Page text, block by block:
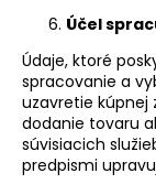
Účel
Údaje, ktoré
spracovanie a
uzavretie kúpnej
dodanie tovaru
súvisiacich
predpismi